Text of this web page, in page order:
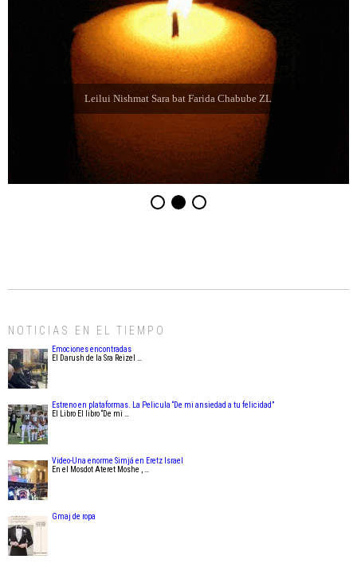
Leilui Nishmat Sara bat Farida Chabube ZL
NOTICIAS EN EL TIEMPO
Emociones encontradas
El Darush de la Sra Reizel …
Estreno en plataformas. La Pelicula “De mi ansiedad a tu felicidad”
El Libro El libro “De mi …
Video-Una enorme Simjá en Eretz Israel
En el Mosdot Ateret Moshe , …
Gmaj de ropa